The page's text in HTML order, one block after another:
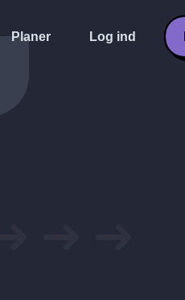
Planer Log ind